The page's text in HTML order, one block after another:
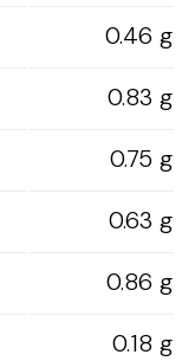
0.46 g
0.83 g
0.75 g
0.63 g
0.86 g
0.18 g